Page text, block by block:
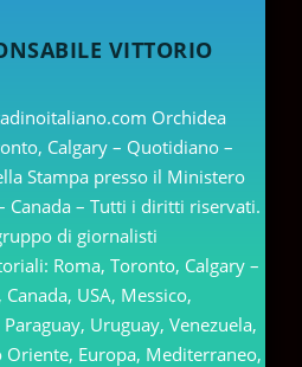
VITTORIO
Orchidea
Calgary – Quotidiano –
Stampa presso il Ministero
Canada – Tutti i diritti riservati.
di giornalisti
Roma, Toronto, Calgary –
USA, Messico,
Uruguay, Venezuela,
Europa, Mediterraneo,